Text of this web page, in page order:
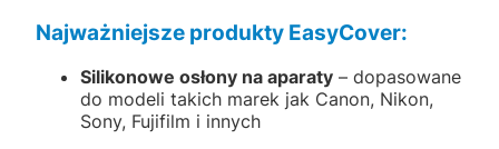
Najważniejsze produkty EasyCover:
Silikonowe osłony na aparaty – dopasowane
do modeli takich marek jak Canon, Nikon,
Sony, Fujifilm i innych